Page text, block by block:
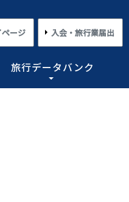
ージ 入会・旅行業届出
旅行データバンク